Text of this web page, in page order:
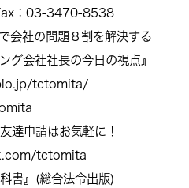
：03-3470-8538
会社の問題８割を解決する
社長の今日の視点』
tctomita/
申請はお気軽に！
tctomita
書』(総合法令出版)